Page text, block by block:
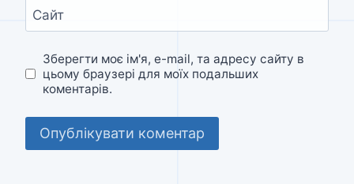
Сайт
Зберегти моє ім'я, e-mail, та адресу сайту в
цьому браузері для моїх подальших
коментарів.